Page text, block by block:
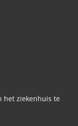
het ziekenhuis te